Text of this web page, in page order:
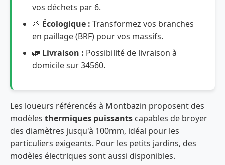
vos déchets par 6.
🌱 Écologique : Transformez vos branches
en paillage (BRF) pour vos massifs.
🚛 Livraison : Possibilité de livraison à
domicile sur 34560.
Les loueurs référencés à Montbazin proposent des
modèles thermiques puissants capables de broyer
des diamètres jusqu'à 100mm, idéal pour les
particuliers exigeants. Pour les petits jardins, des
modèles électriques sont aussi disponibles.